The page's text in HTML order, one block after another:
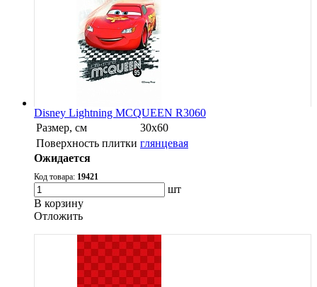
Disney Lightning MCQUEEN R3060
Размер, см
30х60
Поверхность плитки глянцевая
Ожидается
Код товара: 19421
шт
В корзину
Oтложить